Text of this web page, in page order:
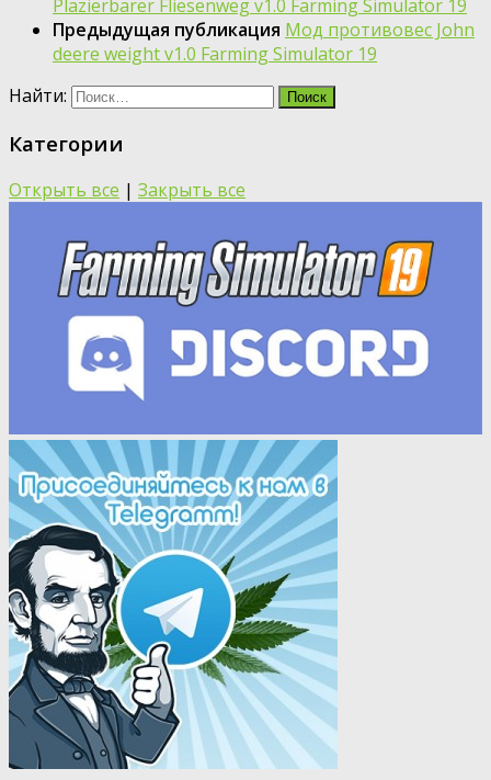
Plazierbarer Fliesenweg v1.0 Farming Simulator 19
Предыдущая публикация Moд противовес John
deere weight v1.0 Farming Simulator 19
Найти:
Категории
Открыть все | Закрыть все